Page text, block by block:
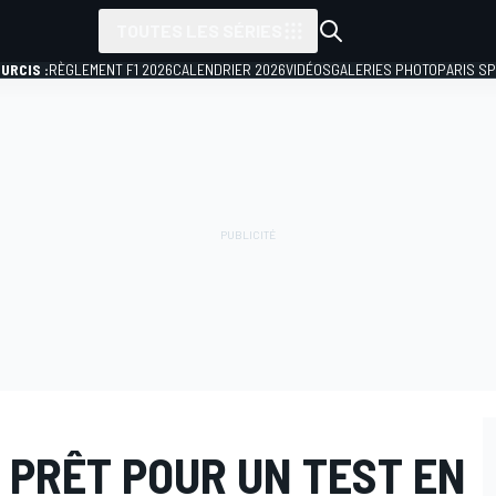
:RÈGLEMENT F1 2026CALENDRIER 2026VIDÉOSGALERIES PHOTOPARIS
POUR UN TEST EN